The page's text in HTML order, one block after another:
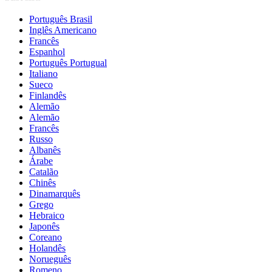
Português Brasil
Inglês Americano
Francês
Espanhol
Português Portugual
Italiano
Sueco
Finlandês
Alemão
Alemão
Francês
Russo
Albanês
Árabe
Catalão
Chinês
Dinamarquês
Grego
Hebraico
Japonês
Coreano
Holandês
Norueguês